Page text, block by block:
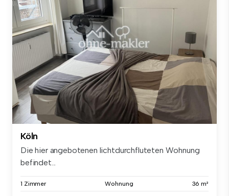
Köln
Die hier angebotenen lichtdurchfluteten Wohnung
befindet...
1 Zimmer Wohnung 36 m²